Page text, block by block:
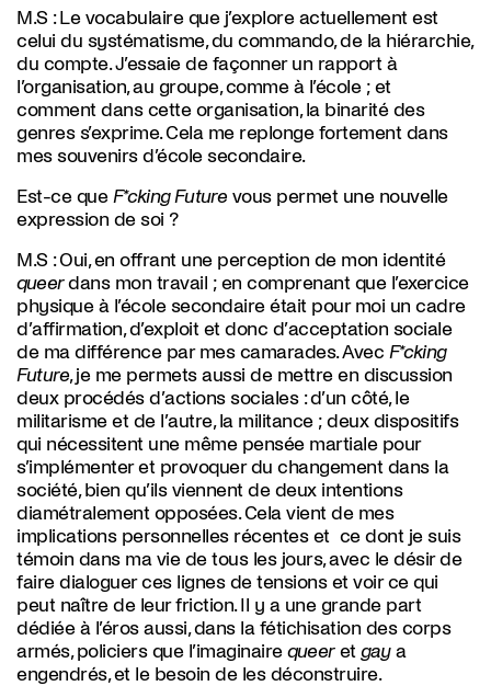
M.S :Le vocabulaire que j’explore actuellement est
celui du systématisme, du commando, de la hiérarchie,
du compte. J’essaie de façonner un rapport à
l’organisation, au groupe, comme à l’école ; et
comment dans cette organisation, la binarité des
genres s’exprime. Cela me replonge fortement dans
mes souvenirs d’école secondaire.
Est-ce que F*cking Future vous permet une nouvelle
expression de soi ?
M.S :Oui, en offrant une perception de mon identité
queerdans mon travail ; en comprenant que l’exercice
physique à l’école secondaire était pour moi un cadre
d’affirmation, d’exploit et donc d’acceptation sociale
de ma différence par mes camarades. Avec F*cking
Future, je me permets aussi de mettre en discussion
deux procédés d’actions sociales : d’un côté, le
militarisme et de l’autre, la militance ; deux dispositifs
qui nécessitent une même pensée martiale pour
s’implémenter et provoquer du changement dans la
société, bien qu’ils viennent de deux intentions
diamétralement opposées. Cela vient de mes
implications personnelles récentes et ce dont je suis
témoin dans ma vie de tous les jours, avec le désir de
faire dialoguer ces lignes de tensions et voir ce qui
peut naître de leur friction. Il y a une grande part
dédiée à l’éros aussi, dans la fétichisation des corps
armés, policiers que l’imaginaire queeret gaya
engendrés, et le besoin de les déconstruire.